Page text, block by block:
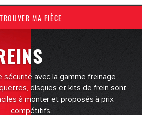
TROUVER MA PIÈCE
sécurité avec la gamme freinage
disques et kits de frein sont
à monter et proposés à prix
compétitifs.